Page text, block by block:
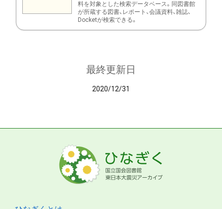
料を対象とした検索データベース。同図書館
が所蔵する図書、レポート、会議資料、雑誌、
Docketが検索できる。
最終更新日
2020/12/31